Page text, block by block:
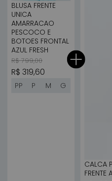
BLUSA FRENTE
UNICA
AMARRACAO
PESCOCO E
BOTOES FRONTAL
AZUL FRESH
Preço normal
R$ 799,00
Preço
R$ 319,60
PP P M G
CALCA
FRENTE